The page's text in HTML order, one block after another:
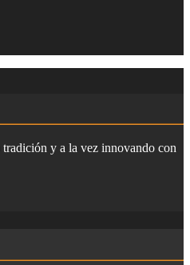
y a la vez innovando con